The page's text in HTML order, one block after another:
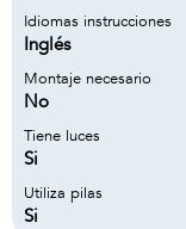
Idiomas instrucciones
Inglés
Montaje necesario
No
Tiene luces
Si
Utiliza pilas
Si